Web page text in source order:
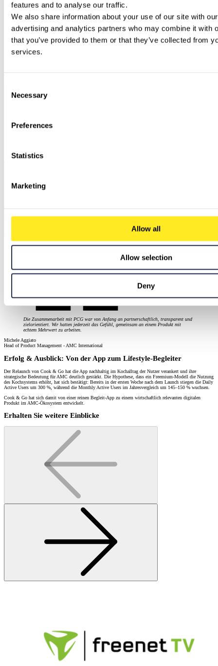
features and to analyse our traffic.
We also share information about your use of our site with
advertising and analytics partners who may combine it with
that you’ve provided to them or that they’ve collected from
services.
Selection
Necessary
Preferences
Statistics
Marketing
Allow all
Allow selection
Deny
AMC wählte PCG gezielt als Partner, der technische Umsetzungskompetenz mit einem tiefen Verständnis
Ausführung, sondern die Rolle als strategischer Impulsgeber.
Besonders geschätzt wurden:
Objektivität:
Eine unvoreingenommene Nutzerperspektive, die bestehende Ansätze konstruktiv
hinterfragt.
Kollaboration:
Ganzheitlichkeit:
Die Zusammenarbeit mit PCG war von Anfang an partnerschaftlich, transparent und
zielorientiert. Wir hatten jederzeit das Gefühl, gemeinsam an einem Produkt mit
echtem Mehrwert zu arbeiten.
Michele Aggiato
Head of Product Management - AMC International
Erfolg & Ausblick: Von der App zum Lifestyle-Begleiter
Der Relaunch von Cook & Go hat die App nachhaltig im Kochalltag der Nutzer verankert und ihre
strategische Bedeutung für AMC deutlich gestärkt. Die Hypothese, dass ein Freemium-Modell die Nutzung
des Kochsystems erhöht, hat sich bestätigt: Bereits in der ersten Woche nach dem Launch stiegen die Daily
Active Users um 300 %, während die Monthly Active Users im Jahresvergleich um 145–150 % wuchsen.
Cook & Go hat sich damit von einer reinen Begleit-App zu einem wirtschaftlich relevanten digitalen
Produkt im AMC-Ökosystem entwickelt.
Erhalten Sie weitere Einblicke